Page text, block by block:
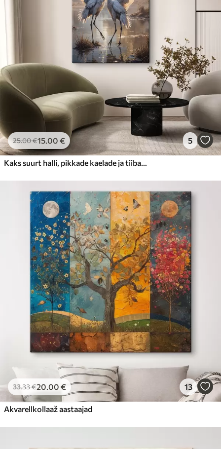
25.00€15.00 € 5
Kaks suurt halli, pikkade kaelade ja tiibadega kraanat, mis seisavad puudest ümbritsetud udujärves
33.33€20.00 € 13
Akvarellkollaaž aastaajad